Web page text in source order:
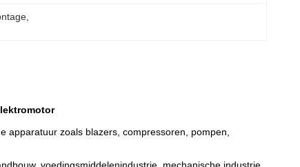
apparatuur zoals blazers, compressoren, pompen,